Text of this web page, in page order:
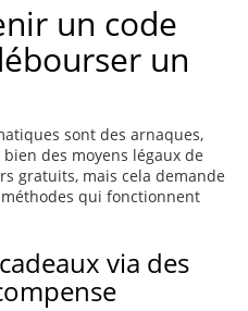
un code
un
sont des arnaques,
des moyens légaux de
gratuits, mais cela demande
qui fonctionnent
via des